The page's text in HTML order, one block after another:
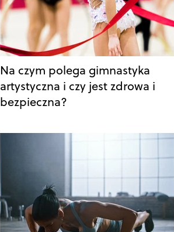
Na czym polega gimnastyka
artystyczna i czy jest zdrowa i
bezpieczna?